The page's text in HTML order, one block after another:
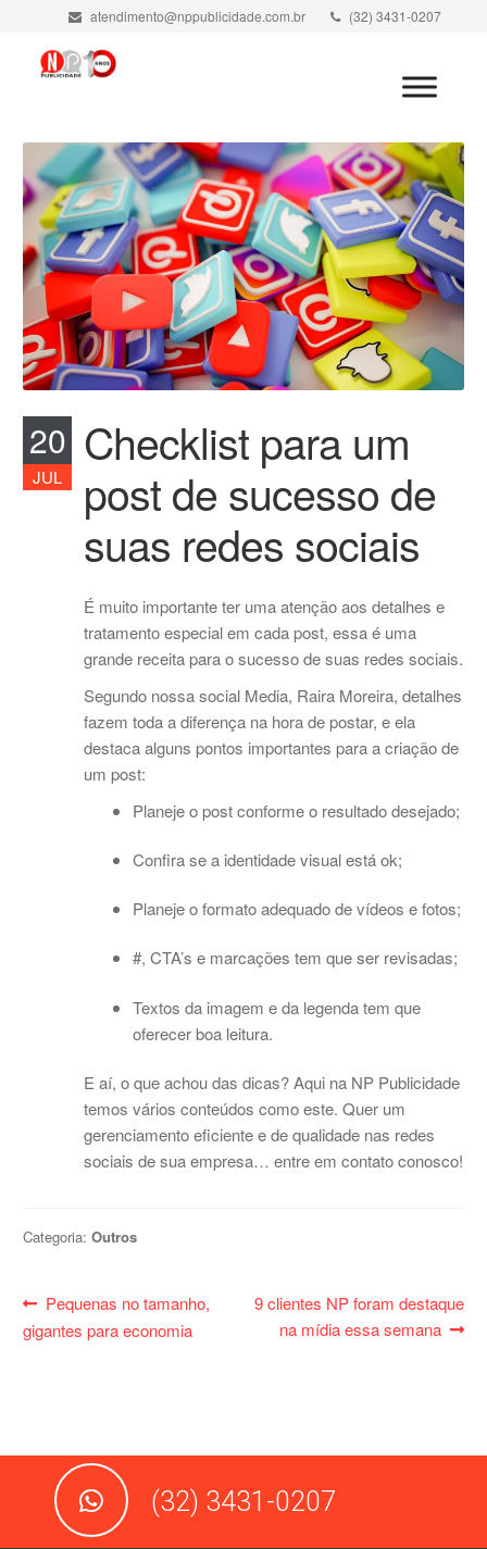
atendimento@nppublicidade.com.br
(32) 3431-0207
20
JUL
Checklist para um
post de sucesso de
suas redes sociais
É muito importante ter uma atenção aos detalhes e
tratamento especial em cada post, essa é uma
grande receita para o sucesso de suas redes sociais.
Segundo nossa social Media, Raira Moreira, detalhes
fazem toda a diferença na hora de postar, e ela
destaca alguns pontos importantes para a criação de
um post:
Planeje o post conforme o resultado desejado;
Confira se a identidade visual está ok;
Planeje o formato adequado de vídeos e fotos;
#, CTA’s e marcações tem que ser revisadas;
Textos da imagem e da legenda tem que
oferecer boa leitura.
E aí, o que achou das dicas? Aqui na NP Publicidade
temos vários conteúdos como este. Quer um
gerenciamento eficiente e de qualidade nas redes
sociais de sua empresa… entre em contato conosco!
Categoria:Outros
Navegação
Post
Post
anterior:
Pequenas no tamanho,
gigantes para economia
Próximo
post:
9 clientes NP foram destaque
na mídia essa semana
(32) 3431-0207